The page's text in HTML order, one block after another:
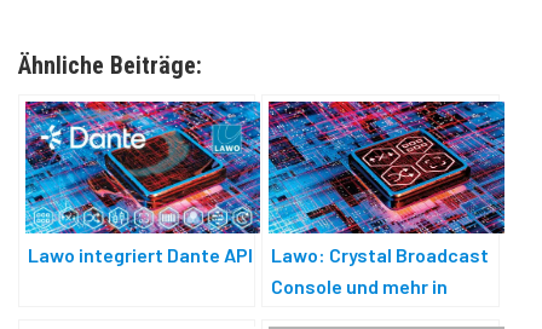
Ähnliche Beiträge:
Lawo integriert Dante API
Lawo: Crystal Broadcast
Console und mehr in